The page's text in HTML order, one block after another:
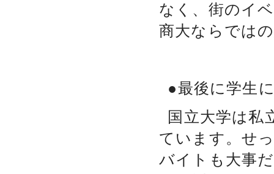
なく、街のイ
商大ならでは
●最後に学生
国立大学は私
ています。せ
バイトも大事